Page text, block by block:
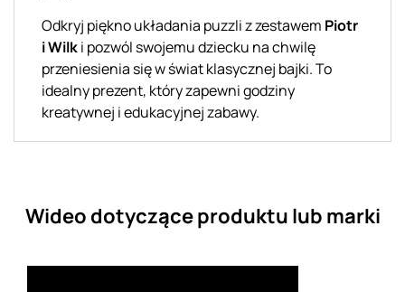
Odkryj piękno układania puzzli z zestawem Piotr
i Wilki pozwól swojemu dziecku na chwilę
przeniesienia się w świat klasycznej bajki. To
idealny prezent, który zapewni godziny
kreatywnej i edukacyjnej zabawy.
Wideo dotyczące produktu lub marki